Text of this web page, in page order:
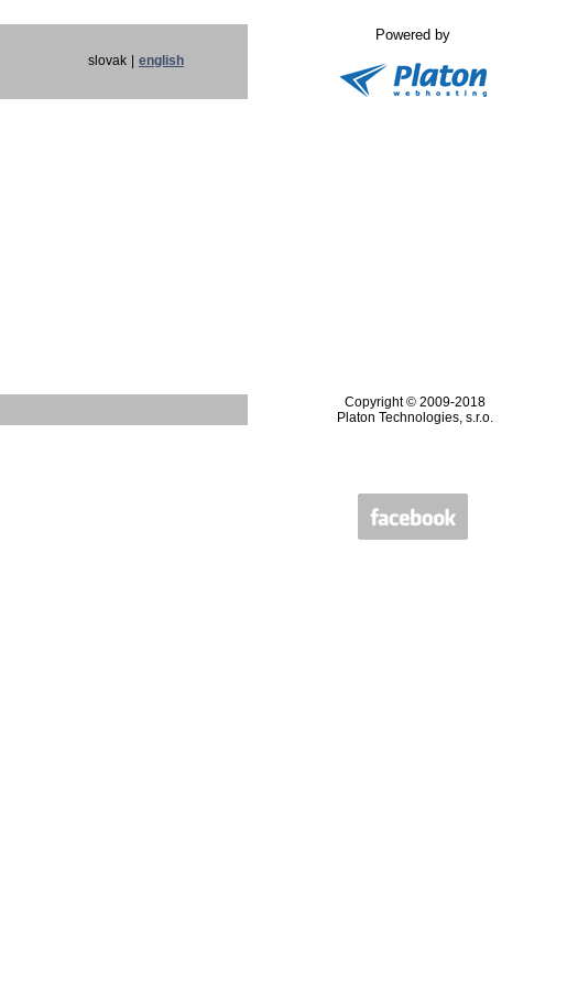
slovak english
Powered by
Copyright © 2009-2018
Platon Technologies, s.r.o.